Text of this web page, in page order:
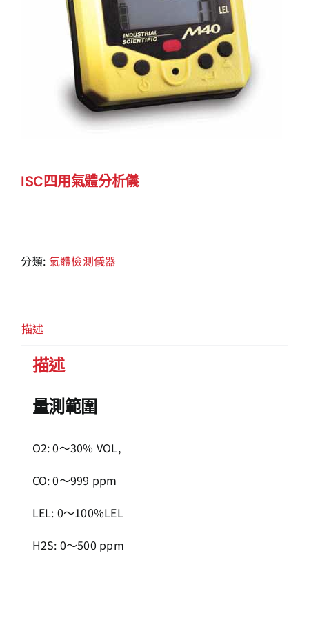
ISC四用氣體分析儀
分類: 氣體檢測儀器
描述
描述
量測範圍
O2: 0～30% VOL,
CO: 0～999 ppm
LEL: 0～100%LEL
H2S: 0～500 ppm